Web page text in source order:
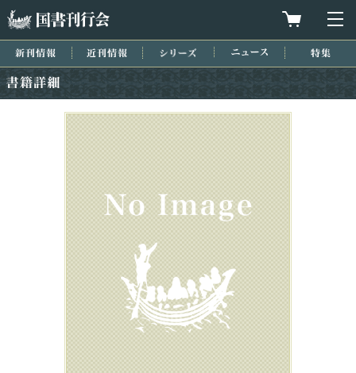
買物カゴを
新刊情報 近刊情報 シリーズ ニュース